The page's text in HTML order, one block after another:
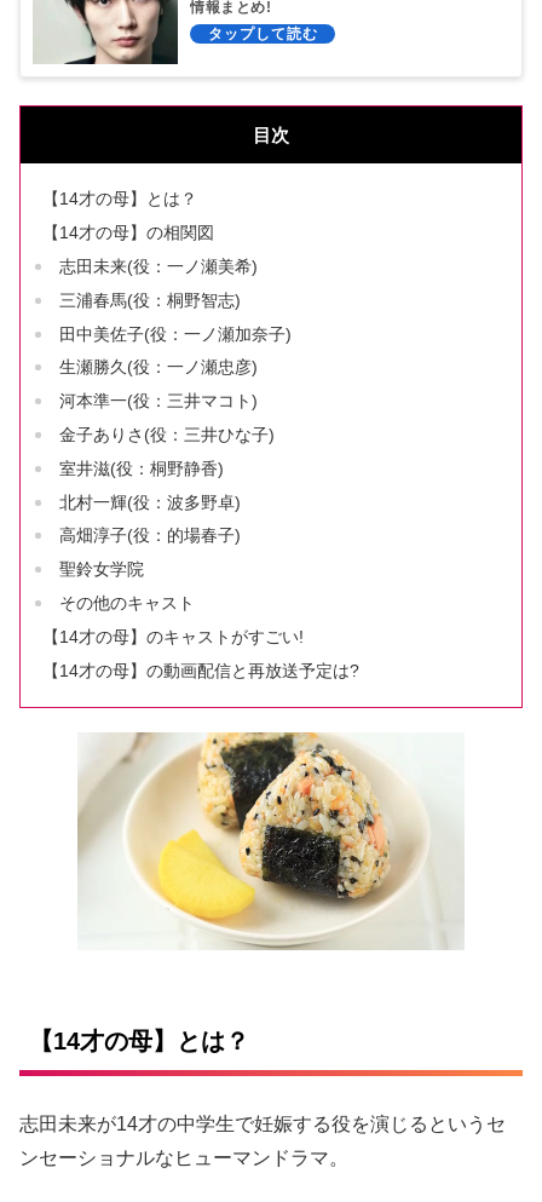
情報まとめ!
目次
【14才の母】とは？
【14才の母】の相関図
志田未来(役：一ノ瀬美希)
三浦春馬(役：桐野智志)
田中美佐子(役：一ノ瀬加奈子)
生瀬勝久(役：一ノ瀬忠彦)
河本準一(役：三井マコト)
金子ありさ(役：三井ひな子)
室井滋(役：桐野静香)
北村一輝(役：波多野卓)
高畑淳子(役：的場春子)
聖鈴女学院
その他のキャスト
【14才の母】のキャストがすごい!
【14才の母】の動画配信と再放送予定は?
【14才の母】とは？
志田未来が14才の中学生で妊娠する役を演じるというセ
ンセーショナルなヒューマンドラマ。